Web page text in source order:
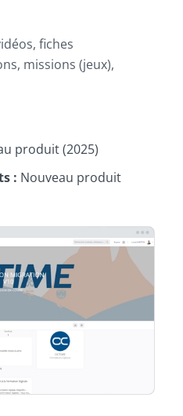
fiches
missions (jeux),
produit (2025)
: Nouveau produit